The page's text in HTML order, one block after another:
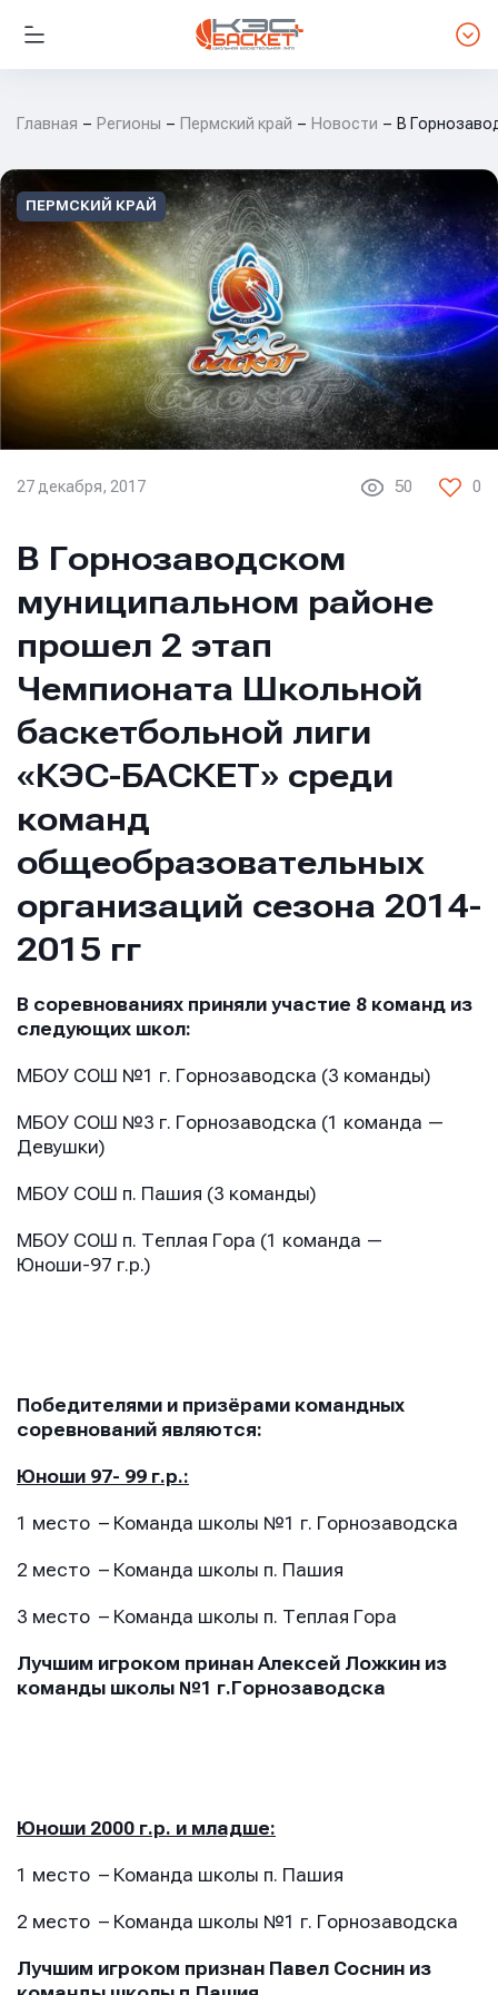
Главная Регионы Пермский край Новости В
ПЕРМСКИЙ КРАЙ
27 декабря, 2017 50 0
В Горнозаводском
муниципальном районе
прошел 2 этап
Чемпионата Школьной
баскетбольной лиги
«КЭС-БАСКЕТ» среди
команд
общеобразовательных
организаций сезона 2014-
2015 гг
В соревнованиях приняли участие 8 команд из
следующих школ:
МБОУ СОШ №1 г. Горнозаводска (3 команды)
МБОУ СОШ №3 г. Горнозаводска (1 команда —
Девушки)
МБОУ СОШ п. Пашия (3 команды)
МБОУ СОШ п. Теплая Гора (1 команда —
Юноши-97 г.р.)
Победителями и призёрами командных
соревнований являются:
Юноши 97- 99 г.р.:
1 место – Команда школы №1 г. Горнозаводска
2 место – Команда школы п. Пашия
3 место – Команда школы п. Теплая Гора
Лучшим игроком принан Алексей Ложкин из
команды школы №1 г.Горнозаводска
Юноши 2000 г.р. и младше:
1 место – Команда школы п. Пашия
2 место – Команда школы №1 г. Горнозаводска
Лучшим игроком признан Павел Соснин из